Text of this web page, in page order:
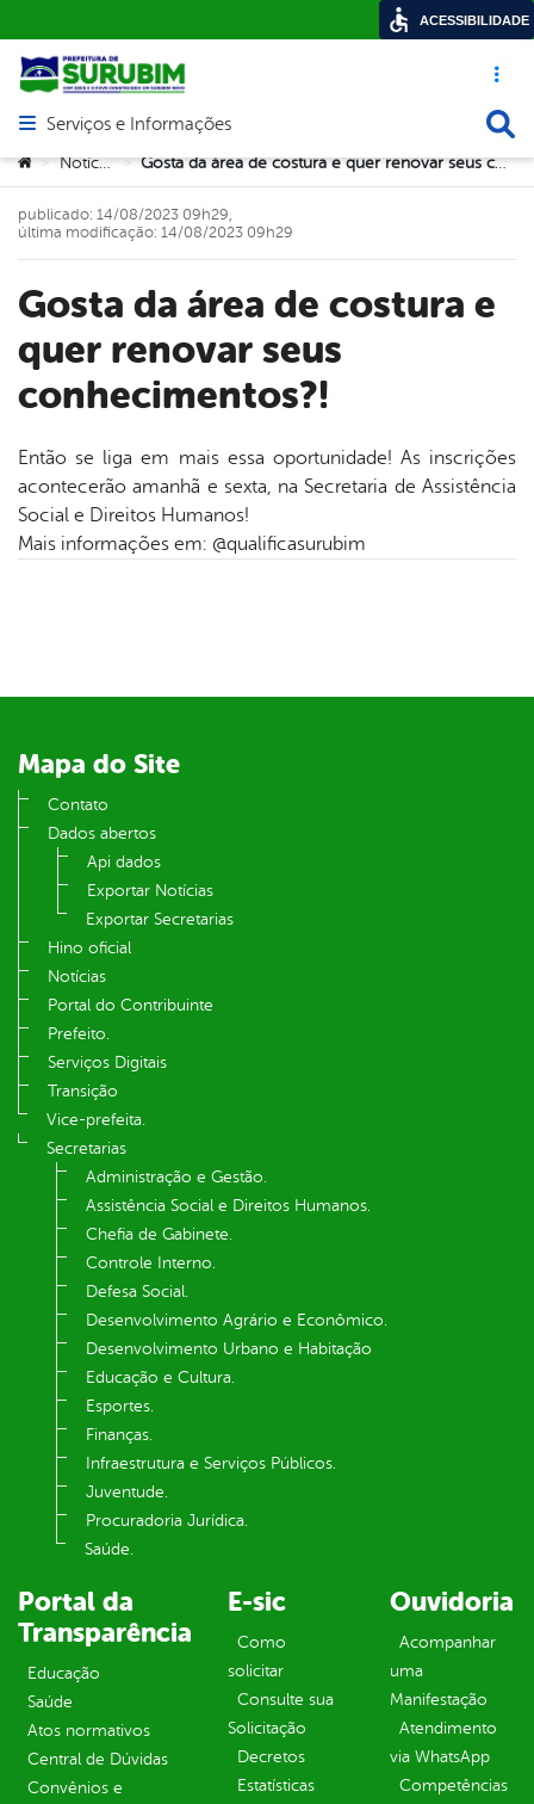
Acesso
Abrir menu principal de navegação
Serviços e Informações
Você está aqui:
> Notícias > Gosta da área de costura e quer renovar seus conhecimentos?!
Gosta da área de costura e
quer renovar seus
conhecimentos?!
publicado: 14/08/2023 09h29,
última modificação: 14/08/2023 09h29
Então se liga em mais essa oportunidade! As inscrições
acontecerão amanhã e sexta, na Secretaria de Assistência
Social e Direitos Humanos!
Mais informações em: @qualificasurubim
Mapa do Site
Contato
Dados abertos
Api dados
Exportar Notícias
Exportar Secretarias
Hino oficial
Notícias
Portal do Contribuinte
Prefeito.
Serviços Digitais
Transição
Vice-prefeita.
Secretarias
Administração e Gestão.
Assistência Social e Direitos Humanos.
Chefia de Gabinete.
Controle Interno.
Defesa Social.
Desenvolvimento Agrário e Econômico.
Desenvolvimento Urbano e Habitação
Educação e Cultura.
Esportes.
Finanças.
Infraestrutura e Serviços Públicos.
Juventude.
Procuradoria Jurídica.
Saúde.
Portal da
Transparência
Educação
Saúde
Atos normativos
Central de Dúvidas
Convênios e
E-sic
Como
solicitar
Consulte sua
Solicitação
Decretos
Estatísticas
Ouvidoria
Acompanhar
uma
Manifestação
Atendimento
via WhatsApp
Competências
ACESSIBILIDADE